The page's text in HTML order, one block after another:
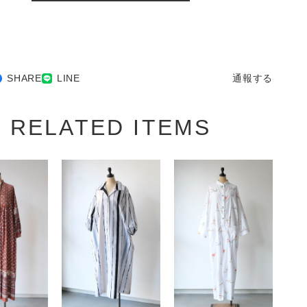
SHARE LINE 通報する
RELATED ITEMS